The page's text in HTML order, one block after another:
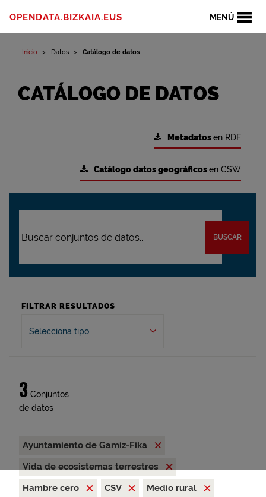
MENÚ
OPENDATA.BIZKAIA.EUS
Inicio Datos Catálogo de datos
CATÁLOGO DE DATOS
Metadatosen RDF
Catálogo datos geográficosen CSW
BUSCAR
FILTRAR RESULTADOS
Selecciona tipo
3 Conjuntos
de datos
Ayuntamiento de Gamiz-Fika
Vida de ecosistemas terrestres
Hambre cero
CSV
Medio rural